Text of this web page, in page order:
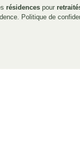
résidences pour
Politique de